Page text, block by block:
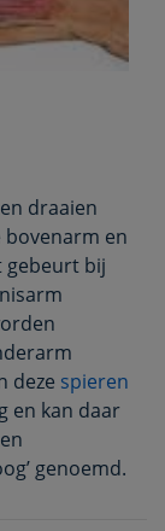
draaien
en
gebeurt bij
deze spieren
en kan daar
genoemd.